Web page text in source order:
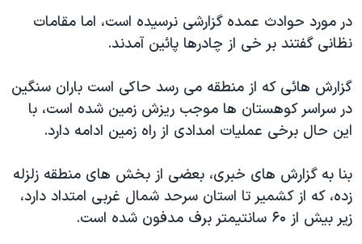
ویدیوها
فرهنگ و زندگی
حقوق شهروندی
اقتصادی
علم و فناوری
اسرائیل در جنگ
گالری عکس
آرشیو پخش زنده
بایگانی برنامه‌های تلویزیونی
مستندها
انتخابات ریاست جمهوری آمریکا ۲۰۲۴
حمله جمهوری اسلامی به اسرائیل
رمز مهسا
ورزش زنان در ایران
اعتراضات زن، زندگی، آزادی
مجموعه مستندهای دادخواهی
دنبال کنید
در مورد حوادث عمده گزارشی نرسيده است، اما مقامات
نظانی گفتند بر خی از چادرها پائين آمدند.
گزارش هائی که از منطقه می رسد حاکی است باران سنگين
در سراسر کوهستان ها موجب ريزش زمين شده است، با
اين حال برخی عمليات امدادی از راه زمين ادامه دارد.
بنا به گزارش های خبری، بعضی از بخش های منطقه زلزله
زده، که از کشمير تا استان سرحد شمال غربی امتداد دارد،
زير بيش از ۶۰ سانتيمتر برف مدفون شده است.